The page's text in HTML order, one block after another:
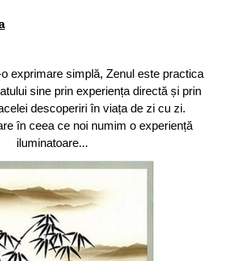
exprimare simplă, Zenul este practica
sine prin experiența directă și prin
descoperiri în viața de zi cu zi.
în ceea ce noi numim o experiență
iluminatoare...